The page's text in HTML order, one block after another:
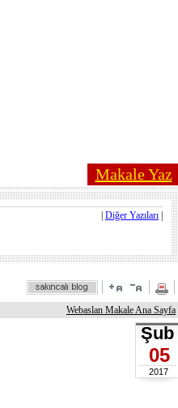
Makale Yaz
Diğer Yazıları
Webaslan Makale Ana Sayfa
Şub
05
2017